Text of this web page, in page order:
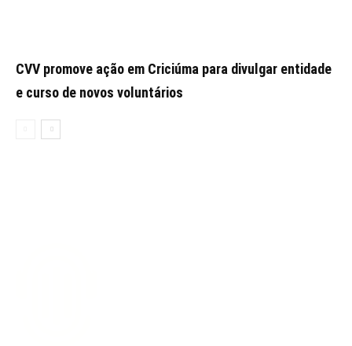
CVV promove ação em Criciúma para divulgar entidade
e curso de novos voluntários